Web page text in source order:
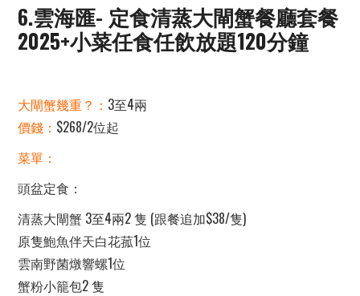
6.雲海匯- 定食清蒸大閘蟹餐廳套餐
2025+小菜任食任飲放題120分鐘
大閘蟹幾重？： 3至4兩
價錢： $268/2位起
菜單：
頭盆定食：
清蒸大閘蟹 3至4兩2 隻 (跟餐追加$38/隻)
原隻鮑魚伴天白花菰1位
雲南野菌燉響螺1位
蟹粉小籠包2 隻